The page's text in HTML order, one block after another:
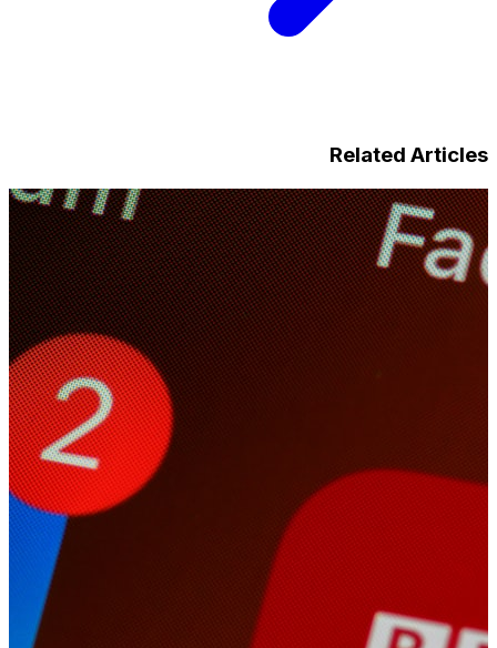
Related Articles